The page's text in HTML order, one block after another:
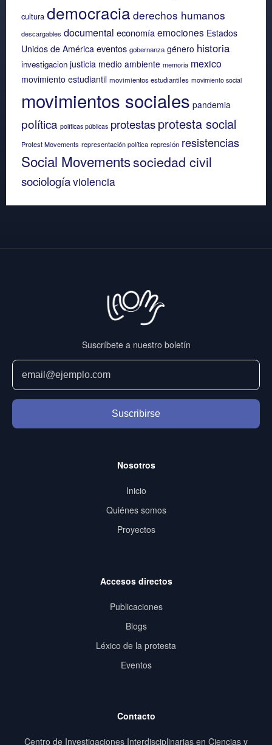
cultura democracia derechos humanos
descargables documental economíaemociones Estados
Unidos de América eventos gobernanza género historia
investigacion justicia medio ambiente memoria mexico
movimiento estudiantil movimientos estudiantiles movimiento social
movimientos sociales pandemia
política políticas públicas protestasprotesta social
Protest Movements representación política represión resistencias
Social Movementssociedad civil
sociologíaviolencia
Suscríbete a nuestro boletín
Suscribirse
Nosotros
Inicio
Quiénes somos
Proyectos
Accesos directos
Publicaciones
Blogs
Léxico de la protesta
Eventos
Contacto
Centro de Investigaciones Interdisciplinarias en Ciencias y